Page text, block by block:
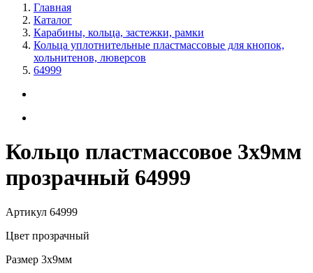
Главная
Каталог
Карабины, кольца, застежки, рамки
Кольца уплотнительные пластмассовые для кнопок,
хольнитенов, люверсов
64999
Кольцо пластмассовое 3х9мм
прозрачный 64999
Артикул 64999
Цвет прозрачный
Размер 3х9мм